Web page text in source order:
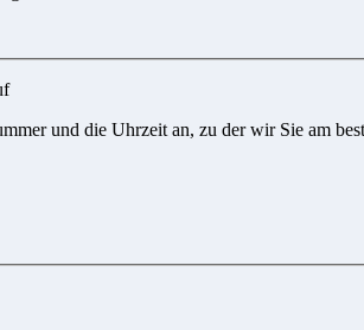
und die Uhrzeit an, zu der wir Sie am